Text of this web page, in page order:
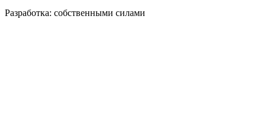
Разработка: собственными силами